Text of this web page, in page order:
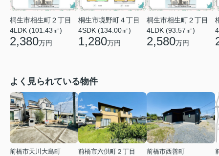
桐生市相生町２丁目
4LDK (101.43㎡)
2,380万円
桐生市境野町４丁目
4SDK (134.00㎡)
1,280万円
桐生市相生町２丁目
4LDK (93.57㎡)
2,580万円
よく見られている物件
前橋市天川大島町
前橋市六供町２丁目
前橋市西善町